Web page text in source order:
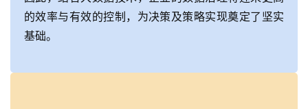
的效率与有效的控制，为决策及策略实现奠定了坚实
基础。